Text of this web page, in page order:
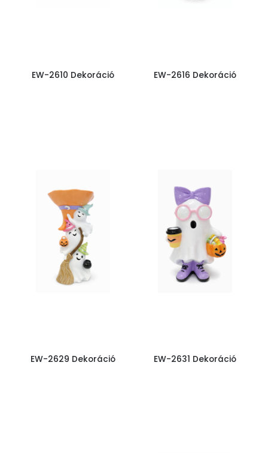
EW-2610 Dekoráció EW-2616 Dekoráció
EW-2629 Dekoráció EW-2631 Dekoráció